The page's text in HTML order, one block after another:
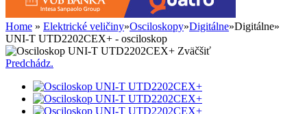
Home » Elektrické veličiny»Osciloskopy»Digitálne»Digitálne»
UNI-T UTD2202CEX+ - osciloskop
Zväčšiť
Predchádz.